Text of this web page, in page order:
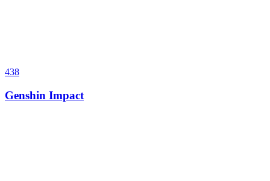
438
Genshin Impact